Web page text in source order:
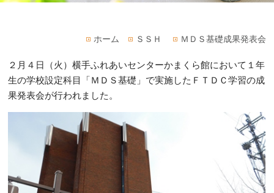
ホーム ＳＳＨ ＭＤＳ基礎成果発表会
２月４日（火）横手ふれあいセンターかまくら館において１年
生の学校設定科目「ＭＤＳ基礎」で実施したＦＴＤＣ学習の成
果発表会が行われました。